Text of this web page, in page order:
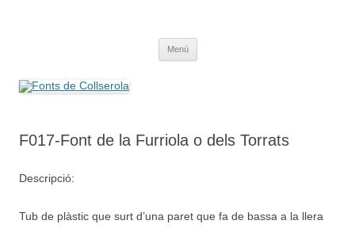
Menú
F017-Font de la Furriola o dels Torrats
Descripció:
Tub de plàstic que surt d’una paret que fa de bassa a la llera